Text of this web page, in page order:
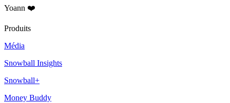
Yoann ❤️
Produits
Média
Snowball Insights
Snowball+
Money Buddy